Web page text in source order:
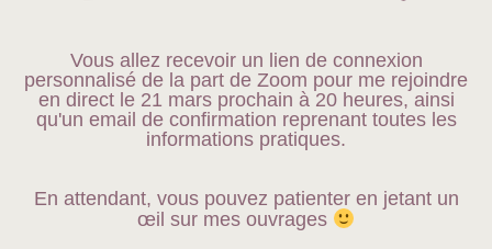
Vous allez recevoir un lien de connexion
personnalisé de la part de Zoom pour me rejoindre
en direct le 21 mars prochain à 20 heures, ainsi
qu'un email de confirmation reprenant toutes les
informations pratiques.
En attendant, vous pouvez patienter en jetant un
œil sur mes ouvrages